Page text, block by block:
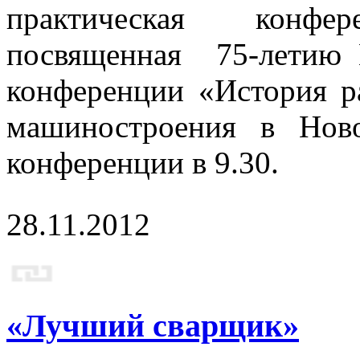
практическая
посвященная 75-летию
конференции «История
машиностроения в
конференции в 9.30.
28.11.2012
«Лучший сварщик»